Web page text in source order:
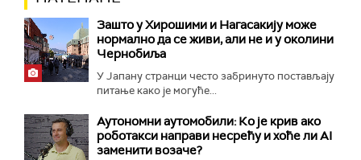
Зашто у Хирошими и Нагасакију може
нормално да се живи, али не и у околини
Чернобиља
У Јапану странци често забринуто постављају
питање како је могуће...
Аутономни аутомобили: Ко је крив ако
роботакси направи несрећу и хоће ли AI
заменити возаче?